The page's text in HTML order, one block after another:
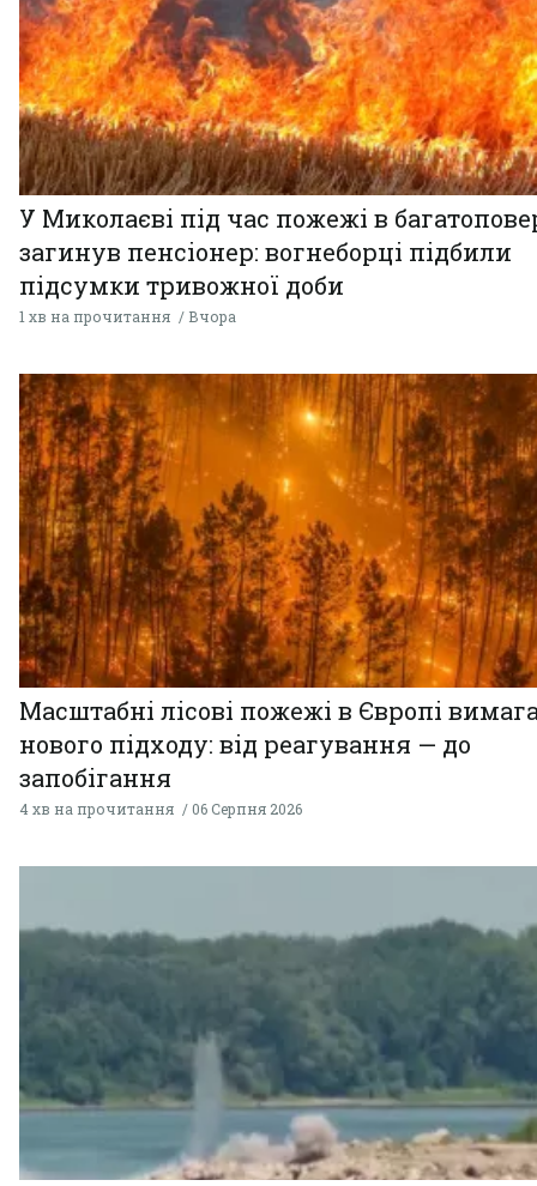
У Миколаєві під час пожежі в
загинув пенсіонер: вогнеборці підбили
підсумки тривожної доби
1 хв на прочитання Вчора
Масштабні лісові пожежі в Європі
нового підходу: від реагування — до
запобігання
4 хв на прочитання 06 Серпня 2026